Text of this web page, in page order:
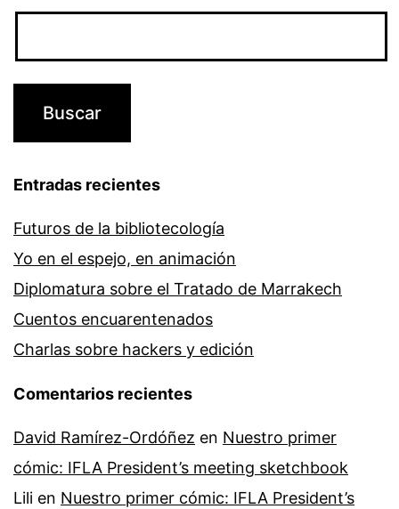
Entradas recientes
Futuros de la bibliotecología
Yo en el espejo, en animación
Diplomatura sobre el Tratado de Marrakech
Cuentos encuarentenados
Charlas sobre hackers y edición
Comentarios recientes
David Ramírez-Ordóñez en Nuestro primer
cómic: IFLA President’s meeting sketchbook
Lili en Nuestro primer cómic: IFLA President’s